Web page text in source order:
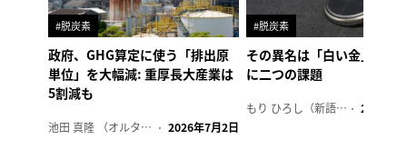
#脱炭素
政府、GHG算定に使う「排出原
単位」を大幅減: 重厚長大産業は
5割減も
池田 真隆 （オルタナ輪番編集長） 2026年7月2日
#脱炭素
その異名は「白い金」、リ
に二つの課題
もり ひろし（新語ウォッチャー） 2023年7